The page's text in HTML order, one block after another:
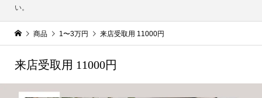
い。
商品 1〜3万円 来店受取用 11000円
来店受取用 11000円